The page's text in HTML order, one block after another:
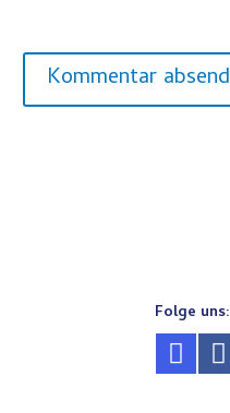
Folge uns: